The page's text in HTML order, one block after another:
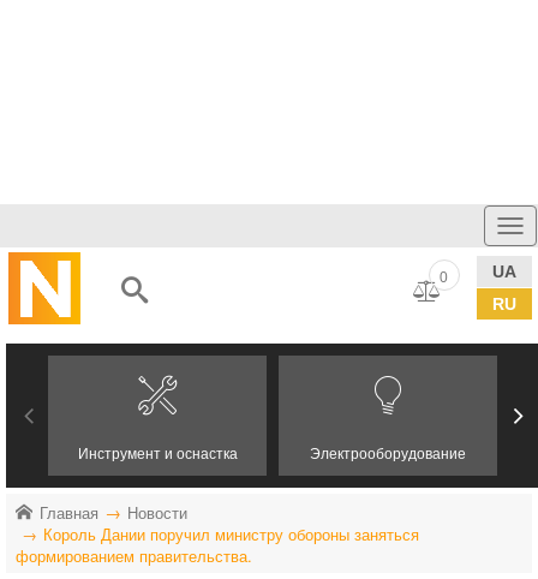
UA
RU
0
Инструмент и оснастка Электрооборудование
Главная
Новости
Король Дании поручил министру обороны заняться
формированием правительства.